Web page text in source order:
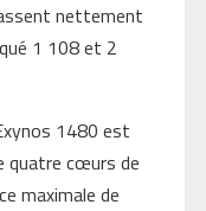
nettement
1 108 et 2
1480 est
quatre cœurs de
maximale de